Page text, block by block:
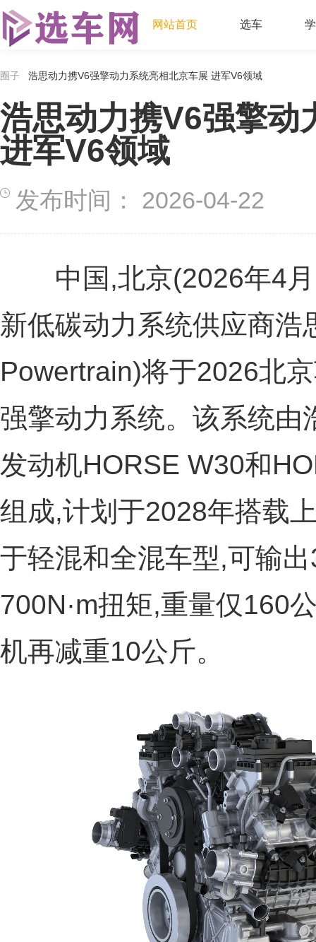
网站首页 选车
圈子 浩思动力携V6强擎动力系统亮相北京车展 进军V6领域
浩思动力携V6强擎动
进军V6领域
发布时间： 2026-04-22
中国,北京(2026年4
新低碳动力系统供应商浩
Powertrain)将于2026北
强擎动力系统。该系统由
发动机HORSE W30和
组成,计划于2028年搭载
于轻混和全混车型,可输
700N·m扭矩,重量仅160
机再减重10公斤。